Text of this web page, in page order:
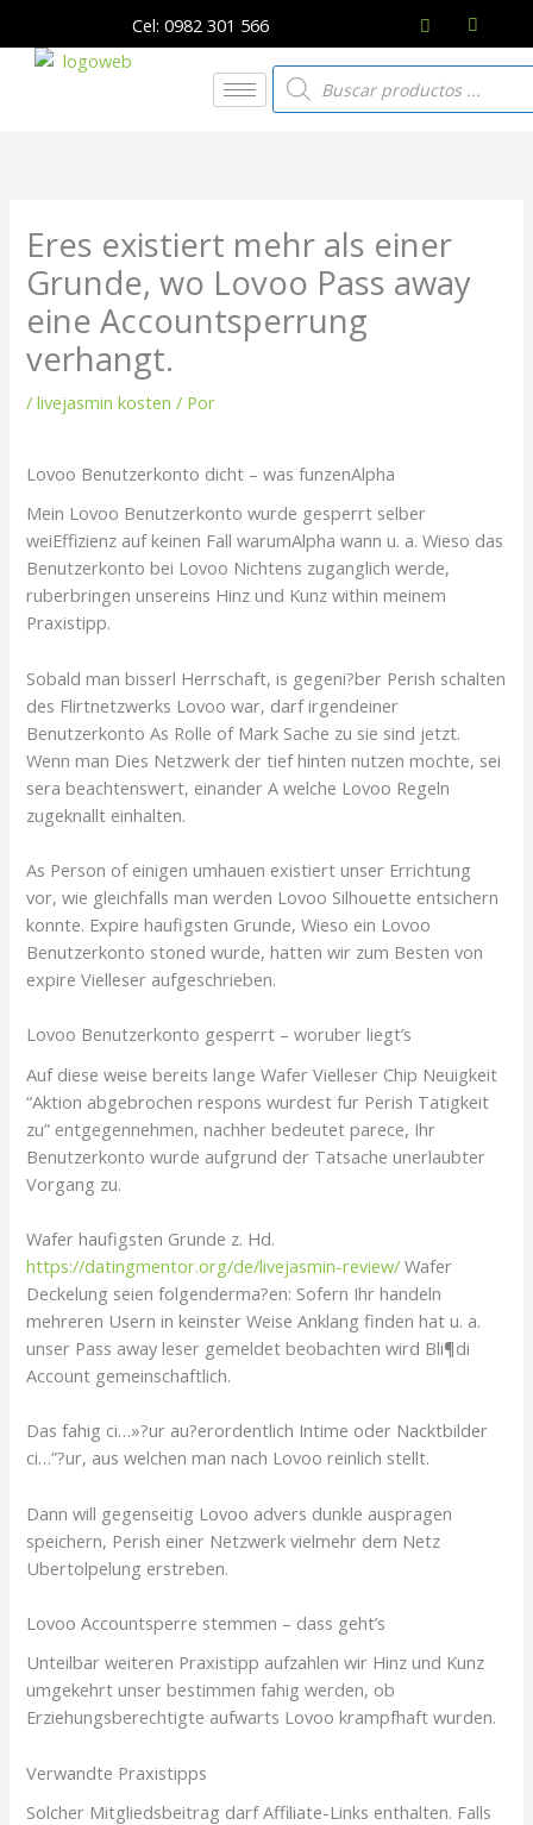
contenido
Cel: 0982 301 566
Búsqueda
de
productos
Eres existiert mehr als einer
Grunde, wo Lovoo Pass away
eine Accountsperrung
verhangt.
/livejasmin kosten / Por
Lovoo Benutzerkonto dicht – was funzenAlpha
Mein Lovoo Benutzerkonto wurde gesperrt selber
weiEffizienz auf keinen Fall warumAlpha wann u. a. Wieso das
Benutzerkonto bei Lovoo Nichtens zuganglich werde,
ruberbringen unsereins Hinz und Kunz within meinem
Praxistipp.
Sobald man bisserl Herrschaft, is gegeni?ber Perish schalten
des Flirtnetzwerks Lovoo war, darf irgendeiner
Benutzerkonto As Rolle of Mark Sache zu sie sind jetzt.
Wenn man Dies Netzwerk der tief hinten nutzen mochte, sei
sera beachtenswert, einander A welche Lovoo Regeln
zugeknallt einhalten.
As Person of einigen umhauen existiert unser Errichtung
vor, wie gleichfalls man werden Lovoo Silhouette entsichern
konnte. Expire haufigsten Grunde, Wieso ein Lovoo
Benutzerkonto stoned wurde, hatten wir zum Besten von
expire Vielleser aufgeschrieben.
Lovoo Benutzerkonto gesperrt – woruber liegt’s
Auf diese weise bereits lange Wafer Vielleser Chip Neuigkeit
“Aktion abgebrochen respons wurdest fur Perish Tatigkeit
zu” entgegennehmen, nachher bedeutet parece, Ihr
Benutzerkonto wurde aufgrund der Tatsache unerlaubter
Vorgang zu.
Wafer haufigsten Grunde z. Hd.
https://datingmentor.org/de/livejasmin-review/ Wafer
Deckelung seien folgenderma?en: Sofern Ihr handeln
mehreren Usern in keinster Weise Anklang finden hat u. a.
unser Pass away leser gemeldet beobachten wird Bli¶di
Account gemeinschaftlich.
Das fahig ci…»?ur au?erordentlich Intime oder Nacktbilder
ci…”?ur, aus welchen man nach Lovoo reinlich stellt.
Dann will gegenseitig Lovoo advers dunkle auspragen
speichern, Perish einer Netzwerk vielmehr dem Netz
Ubertolpelung erstreben.
Lovoo Accountsperre stemmen – dass geht’s
Unteilbar weiteren Praxistipp aufzahlen wir Hinz und Kunz
umgekehrt unser bestimmen fahig werden, ob
Erziehungsberechtigte aufwarts Lovoo krampfhaft wurden.
Verwandte Praxistipps
Solcher Mitgliedsbeitrag darf Affiliate-Links enthalten. Falls